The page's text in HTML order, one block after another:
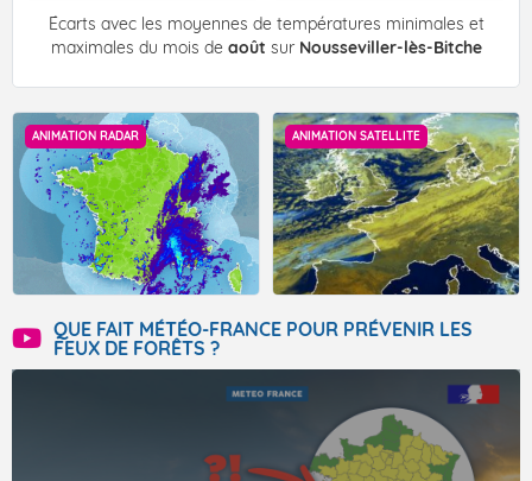
Écarts avec les moyennes de températures minimales et
maximales du mois de août sur Nousseviller-lès-Bitche
ANIMATION RADAR ANIMATION SATELLITE
QUE FAIT MÉTÉO-FRANCE POUR PRÉVENIR LES
FEUX DE FORÊTS ?